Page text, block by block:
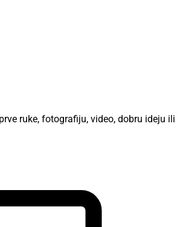
ruke, fotografiju, video, dobru ideju ili